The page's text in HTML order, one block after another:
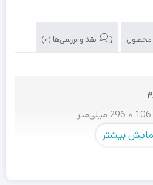
محصول نقد و بررسی‌ها (0)
بیشتر